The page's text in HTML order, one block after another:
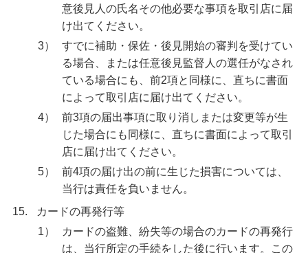
意後見人の氏名その他必要な事項を取引店に届
け出てください。
3）
すでに補助・保佐・後見開始の審判を受けてい
る場合、または任意後見監督人の選任がなされ
ている場合にも、前2項と同様に、直ちに書面
によって取引店に届け出てください。
4）
前3項の届出事項に取り消しまたは変更等が生
じた場合にも同様に、直ちに書面によって取引
店に届け出てください。
5）
前4項の届け出の前に生じた損害については、
当行は責任を負いません。
15.
カードの再発行等
1）
カードの盗難、紛失等の場合のカードの再発行
は、当行所定の手続をした後に行います。この